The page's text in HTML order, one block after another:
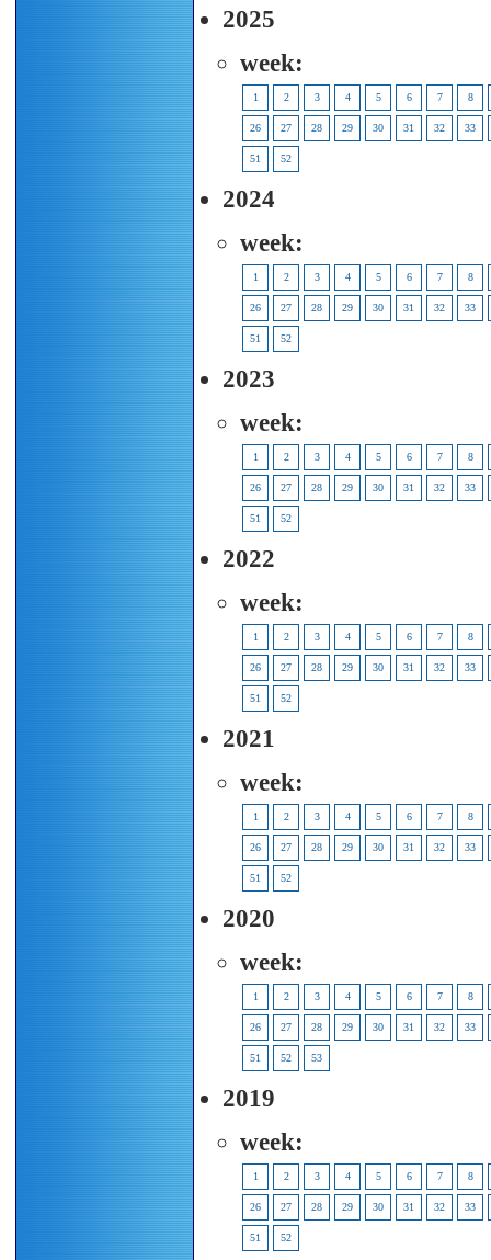
2025
week:
1 2 3 4 5 6 7 8
26 27 28 29 30 31 32 33
51 52
2024
week:
1 2 3 4 5 6 7 8
26 27 28 29 30 31 32 33
51 52
2023
week:
1 2 3 4 5 6 7 8
26 27 28 29 30 31 32 33
51 52
2022
week:
1 2 3 4 5 6 7 8
26 27 28 29 30 31 32 33
51 52
2021
week:
1 2 3 4 5 6 7 8
26 27 28 29 30 31 32 33
51 52
2020
week:
1 2 3 4 5 6 7 8
26 27 28 29 30 31 32 33
51 52 53
2019
week:
1 2 3 4 5 6 7 8
26 27 28 29 30 31 32 33
51 52